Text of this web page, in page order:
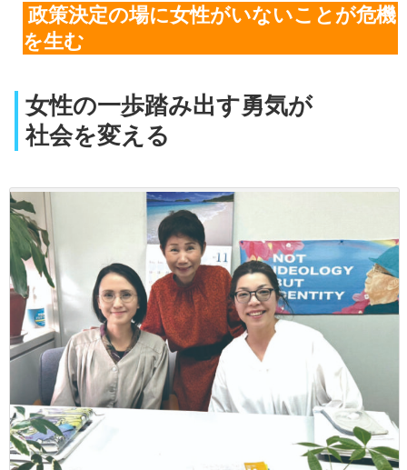
政策決定の場に女性がいないことが危機
を生む
女性の一歩踏み出す勇気が
社会を変える